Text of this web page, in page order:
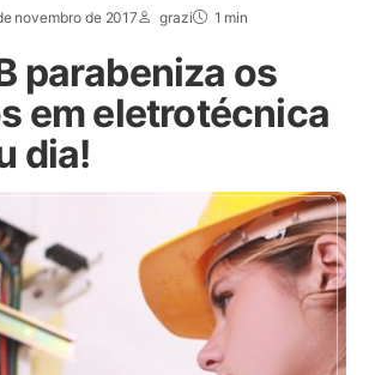
novembro de 2017 grazi 1 min
parabeniza os
em eletrotécnica
dia!